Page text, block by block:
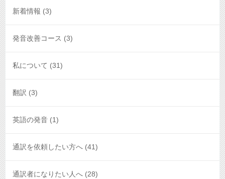
新着情報 (3)
発音改善コース (3)
私について (31)
翻訳 (3)
英語の発音 (1)
通訳を依頼したい方へ (41)
通訳者になりたい人へ (28)